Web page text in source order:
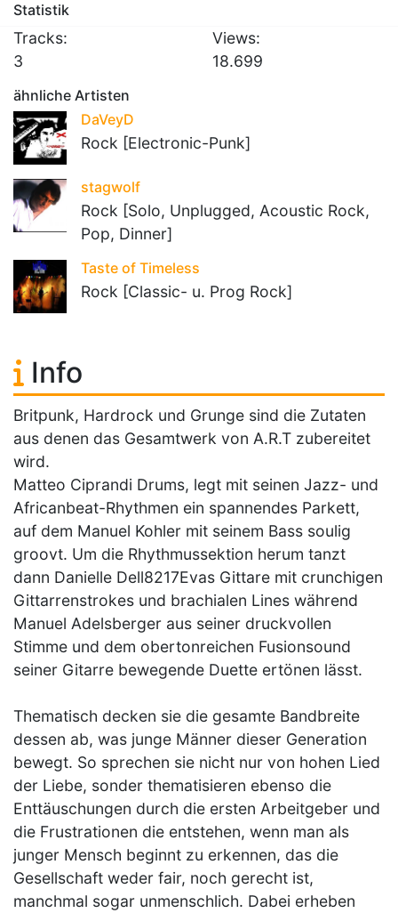
Statistik
Tracks:
3
Views:
18.699
ähnliche Artisten
DaVeyD
Rock [Electronic-Punk]
stagwolf
Rock [Solo, Unplugged, Acoustic Rock,
Pop, Dinner]
Taste of Timeless
Rock [Classic- u. Prog Rock]
Info
Britpunk, Hardrock und Grunge sind die Zutaten
aus denen das Gesamtwerk von A.R.T zubereitet
wird.
Matteo Ciprandi Drums, legt mit seinen Jazz- und
Africanbeat-Rhythmen ein spannendes Parkett,
auf dem Manuel Kohler mit seinem Bass soulig
groovt. Um die Rhythmussektion herum tanzt
dann Danielle Dell8217Evas Gittare mit crunchigen
Gittarrenstrokes und brachialen Lines während
Manuel Adelsberger aus seiner druckvollen
Stimme und dem obertonreichen Fusionsound
seiner Gitarre bewegende Duette ertönen lässt.
Thematisch decken sie die gesamte Bandbreite
dessen ab, was junge Männer dieser Generation
bewegt. So sprechen sie nicht nur von hohen Lied
der Liebe, sonder thematisieren ebenso die
Enttäuschungen durch die ersten Arbeitgeber und
die Frustrationen die entstehen, wenn man als
junger Mensch beginnt zu erkennen, das die
Gesellschaft weder fair, noch gerecht ist,
manchmal sogar unmenschlich. Dabei erheben